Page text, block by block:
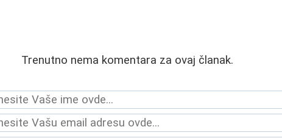
Trenutno nema komentara za ovaj članak.